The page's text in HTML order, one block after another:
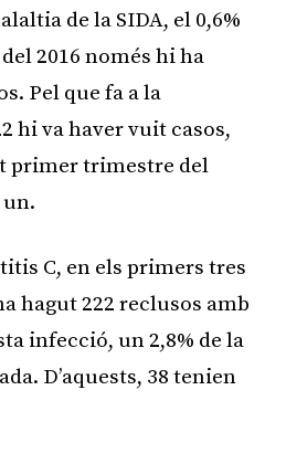
de la SIDA, el 0,6%
2016 només hi ha
Pel que fa a la
hi va haver vuit casos,
primer trimestre del
un.
C, en els primers tres
hagut 222 reclusos amb
infecció, un 2,8% de la
D’aquests, 38 tenien